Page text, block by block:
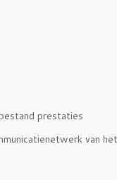
prestaties
van